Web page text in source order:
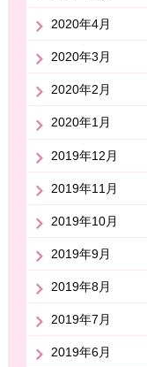
2020年4月
2020年3月
2020年2月
2020年1月
2019年12月
2019年11月
2019年10月
2019年9月
2019年8月
2019年7月
2019年6月